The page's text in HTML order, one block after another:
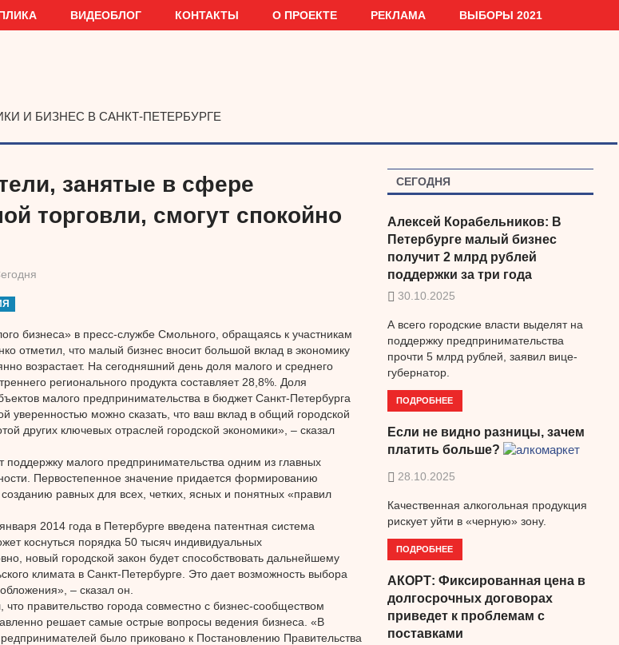
ВИДЕОБЛОГ КОНТАКТЫ О ПРОЕКТЕ РЕКЛАМА ВЫБОРЫ 2021
И БИЗНЕС В САНКТ-ПЕТЕРБУРГЕ
занятые в сфере
торговли, смогут спокойно
бизнеса» в пресс-службе Смольного, обращаясь к участникам
отметил, что малый бизнес вносит большой вклад в экономику
возрастает. На сегодняшний день доля малого и среднего
регионального продукта составляет 28,8%. Доля
малого предпринимательства в бюджет Санкт-Петербурга
уверенностью можно сказать, что ваш вклад в общий городской
других ключевых отраслей городской экономики», – сказал
поддержку малого предпринимательства одним из главных
Первостепенное значение придается формированию
равных для всех, четких, ясных и понятных «правил
2014 года в Петербурге введена патентная система
коснуться порядка 50 тысяч индивидуальных
новый городской закон будет способствовать дальнейшему
климата в Санкт-Петербурге. Это дает возможность выбора
– сказал он.
что правительство города совместно с бизнес-сообществом
решает самые острые вопросы ведения бизнеса. «В
было приковано к Постановлению Правительства
СЕГОДНЯ
Алексей Корабельников: В
Петербурге малый бизнес
получит 2 млрд рублей
поддержки за три года
30.10.2025
А всего городские власти выделят на
поддержку предпринимательства
прочти 5 млрд рублей, заявил вице-
губернатор.
ПОДРОБНЕЕ
Если не видно разницы, зачем
платить больше?
28.10.2025
Качественная алкогольная продукция
рискует уйти в «черную» зону.
ПОДРОБНЕЕ
АКОРТ: Фиксированная цена в
долгосрочных договорах
приведет к проблемам с
поставками